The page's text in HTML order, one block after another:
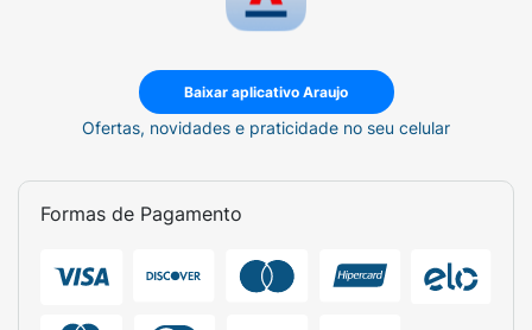
Baixar aplicativo Araujo
Ofertas, novidades e praticidade no seu celular
Formas de Pagamento